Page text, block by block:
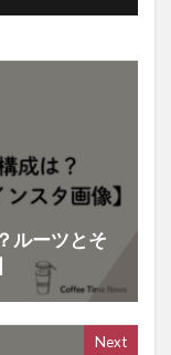
ルーツとそ
Next